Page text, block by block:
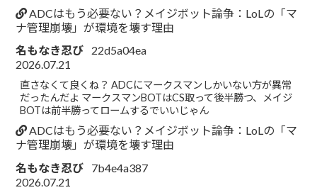
ADCはもう必要ない？メイジボット論争：LoLの「マ
ナ管理崩壊」が環境を壊す理由
名もなき忍び
22d5a04ea
2026.07.21
直さなくて良くね？ ADCにマークスマンしかいない方が異常
だったんだよ マークスマンBOTはCS取って後半勝つ、メイジ
BOTは前半勝ってロームするでいいじゃん
ADCはもう必要ない？メイジボット論争：LoLの「マ
ナ管理崩壊」が環境を壊す理由
名もなき忍び
7b4e4a387
2026.07.21